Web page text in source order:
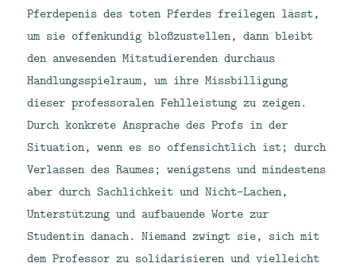
Pferdepenis des toten Pferdes freilegen lässt,
um sie offenkundig bloßzustellen, dann bleibt
den anwesenden Mitstudierenden durchaus
Handlungsspielraum, um ihre Missbilligung
dieser professoralen Fehlleistung zu zeigen.
Durch konkrete Ansprache des Profs in der
Situation, wenn es so offensichtlich ist; durch
Verlassen des Raumes; wenigstens und mindestens
aber durch Sachlichkeit und Nicht-Lachen,
Unterstützung und aufbauende Worte zur
Studentin danach. Niemand zwingt sie, sich mit
dem Professor zu solidarisieren und vielleicht